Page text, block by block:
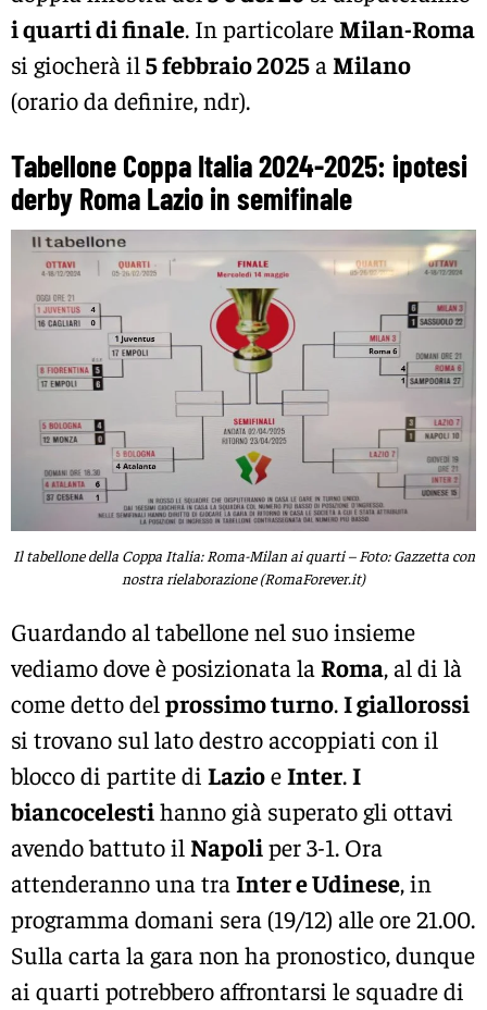
i quarti di finale. In particolare Milan-Roma
si giocherà il 5 febbraio 2025a Milano
(orario da definire, ndr).
Tabellone Coppa Italia 2024-2025: ipotesi
derby Roma Lazio in semifinale
Il tabellone della Coppa Italia: Roma-Milan ai quarti – Foto: Gazzetta con
nostra rielaborazione (RomaForever.it)
Guardando al tabellone nel suo insieme
vediamo dove è posizionata la Roma, al di là
come detto del prossimo turno.I giallorossi
si trovano sul lato destro accoppiati con il
blocco di partite di LazioeInter.I
biancocelestihanno già superato gli ottavi
avendo battuto il Napoliper 3-1. Ora
attenderanno una tra Inter e Udinese, in
programma domani sera (19/12) alle ore 21.00.
Sulla carta la gara non ha pronostico, dunque
ai quarti potrebbero affrontarsi le squadre di